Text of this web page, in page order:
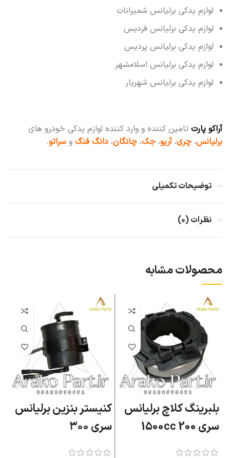
لوازم یدکی برلیانس شمیرانات
لوازم یدکی برلیانس فردیس
لوازم یدکی برلیانس پردیس
لوازم یدکی برلیانس اسلامشهر
لوازم یدکی برلیانس شهریار
آراکو پارت تامین کننده و وارد کننده لوازم یدکی خودرو های
برلیانس، چری، آریو، جک، چانگان، دانگ فنگ و سراتو.
توضیحات تکمیلی
نظرات (۰)
محصولات مشابه
بلبرینگ کلاچ برلیانس
سری 200 1500cc
کنیستر بنزین برلیانس
سری ۳۰۰